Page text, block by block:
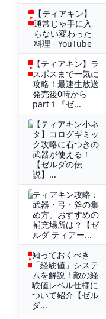
【ティアキン】
通常じゃ手に入
らない変わった
料理 - YouTube
【ティアキン】ラ
スボスまで一気に
攻略！最速生放送
発売後0時から
part１『ゼ...
【ティアキン小ネ
タ】コログギミッ
ク攻略に石つきの
武器が使える！
【ゼルダの伝
説】...
ティアキン攻略：
武器・弓・斧の集
め方。おすすめの
補充場所は？【ゼ
ルダ ティアー...
知っておくべき
「経験値」システ
ムを解説！敵の経
験値レベル仕様に
ついて紹介【ゼル
ダ...